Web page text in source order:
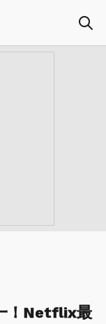
！Netflix最